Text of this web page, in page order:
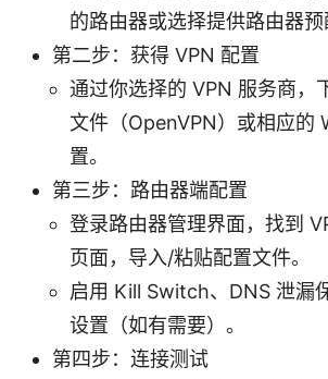
的路由器或选择提供路由器预
第二步：获得 VPN 配置
通过你选择的 VPN 服务商，
文件（OpenVPN）或相应的
置。
第三步：路由器端配置
登录路由器管理界面，找到
页面，导入/粘贴配置文件。
启用 Kill Switch、DNS 泄漏
设置（如有需要）。
第四步：连接测试